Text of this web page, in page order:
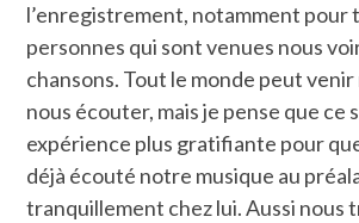
l’enregistrement, notamment pour
personnes qui sont venues nous
chansons. Tout le monde peut
nous écouter, mais je pense que ce
expérience plus gratifiante pour
déjà écouté notre musique au
tranquillement chez lui. Aussi nous